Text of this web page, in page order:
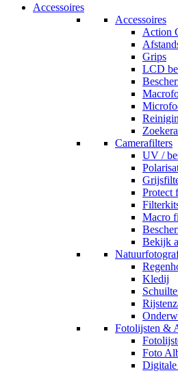
Accessoires
Accessoires
Action
Grips
LCD
Camerafilters
UV /
Protect
Macro
Bekijk
Kledij
Fotolijsten &
Foto